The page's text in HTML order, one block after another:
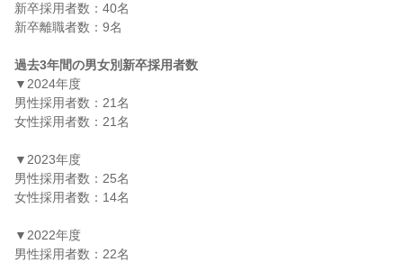
新卒採用者数：40名
新卒離職者数：9名
過去3年間の男女別新卒採用者数
▼2024年度
男性採用者数：21名
女性採用者数：21名
▼2023年度
男性採用者数：25名
女性採用者数：14名
▼2022年度
男性採用者数：22名